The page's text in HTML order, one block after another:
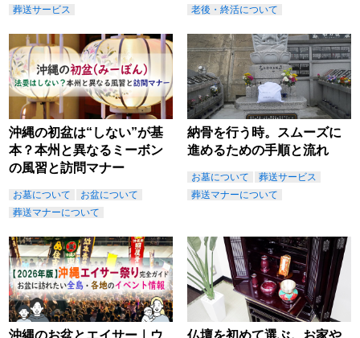
葬送サービス
老後・終活について
沖縄の初盆は“しない”が基
本？本州と異なるミーボン
の風習と訪問マナー
お墓について
お盆について
葬送マナーについて
納骨を行う時。スムーズに
進めるための手順と流れ
お墓について
葬送サービス
葬送マナーについて